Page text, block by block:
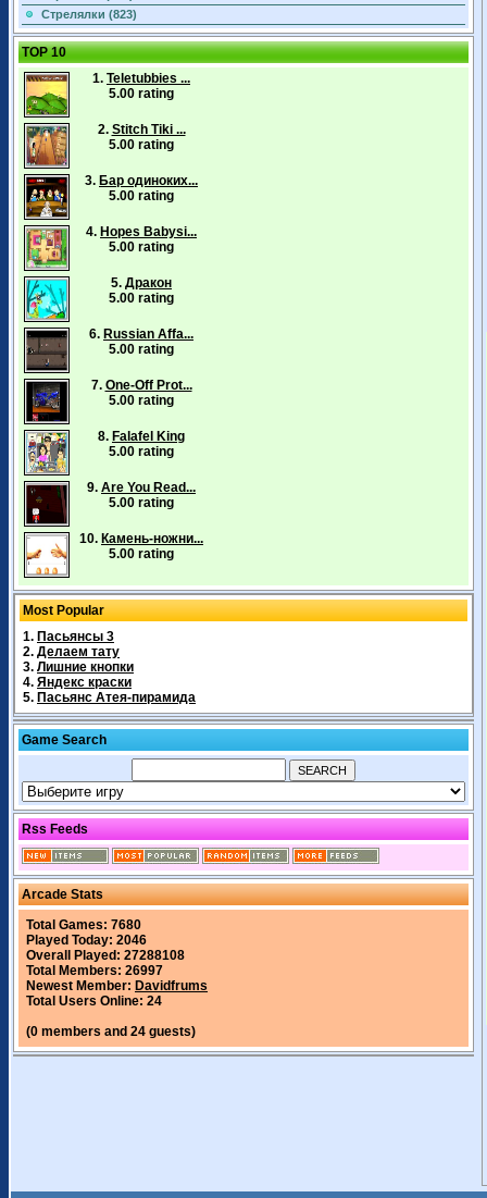
Стрелялки (823)
TOP 10
1. Teletubbies ...
5.00 rating
2. Stitch Tiki ...
5.00 rating
3. Бар одиноких...
5.00 rating
4. Hopes Babysi...
5.00 rating
5. Дракон
5.00 rating
6. Russian Affa...
5.00 rating
7. One-Off Prot...
5.00 rating
8. Falafel King
5.00 rating
9. Are You Read...
5.00 rating
10. Камень-ножни...
5.00 rating
Most Popular
1. Пасьянсы 3
2. Делаем тату
3. Лишние кнопки
4. Яндекс краски
5. Пасьянс Атея-пирамида
Game Search
Rss Feeds
Arcade Stats
Total Games: 7680
Played Today: 2046
Overall Played: 27288108
Total Members: 26997
Newest Member: Davidfrums
Total Users Online: 24
(0 members and 24 guests)